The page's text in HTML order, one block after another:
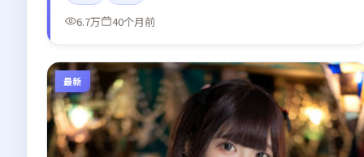
6.7万
40个月前
最新